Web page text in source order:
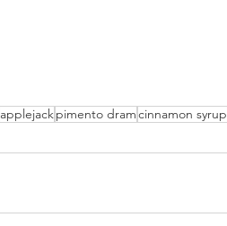
applejackpimento dramcinnamon syrup